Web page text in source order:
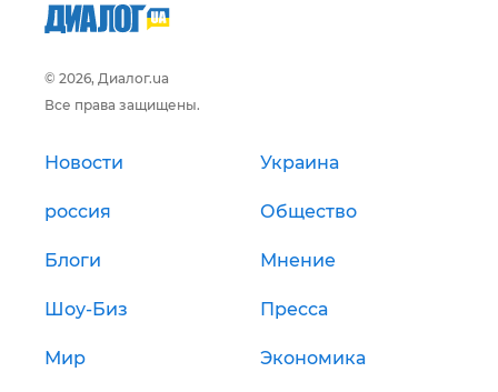
© 2026, Диалог.ua
Все права защищены.
Новости Украина
россия Общество
Блоги Мнение
Шоу-Биз Пресса
Мир Экономика